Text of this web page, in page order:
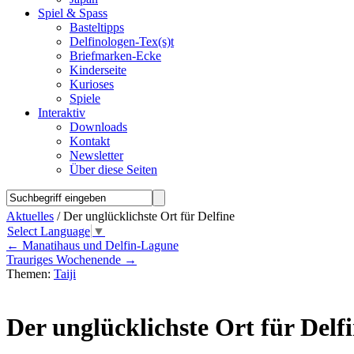
Spiel & Spass
Basteltipps
Delfinologen-Tex(s)t
Briefmarken-Ecke
Kinderseite
Kurioses
Spiele
Interaktiv
Downloads
Kontakt
Newsletter
Über diese Seiten
Aktuelles / Der unglücklichste Ort für Delfine
Select Language ▼
← Manatihaus und Delfin-Lagune
Trauriges Wochenende →
Themen: Taiji
Der unglücklichste Ort für